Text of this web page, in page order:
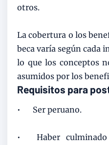
otros.
La cobertura o los
beca varía según cada
lo que los conceptos
asumidos por los
Requisitos para
• Ser peruano.
•
Haber